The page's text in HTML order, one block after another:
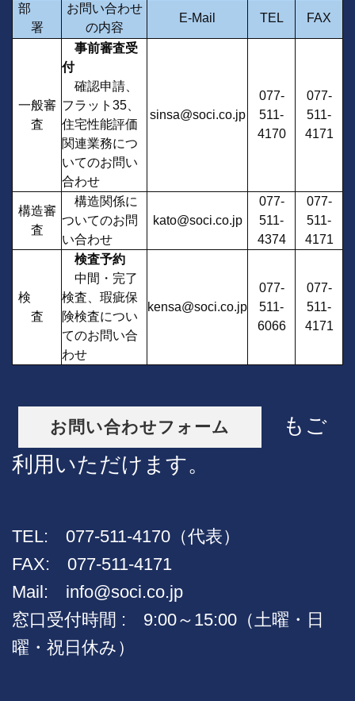
部
署
お問い合わせ
の内容
E-Mail TEL FAX
一般審
査
事前審査受
付
確認申請、
フラット35、
住宅性能評価
関連業務につ
いてのお問い
合わせ
sinsa@soci.co.jp
077-
511-
4170
077-
511-
4171
構造審
査
構造関係に
ついてのお問
い合わせ
kato@soci.co.jp
077-
511-
4374
077-
511-
4171
検
査
検査予約
中間・完了
検査、瑕疵保
険検査につい
てのお問い合
わせ
kensa@soci.co.jp
077-
511-
6066
077-
511-
4171
お問い合わせフォーム
もご
利用いただけます。
TEL: 077-511-4170（代表）
FAX: 077-511-4171
Mail: info@soci.co.jp
窓口受付時間 : 9:00～15:00（土曜・日
曜・祝日休み）